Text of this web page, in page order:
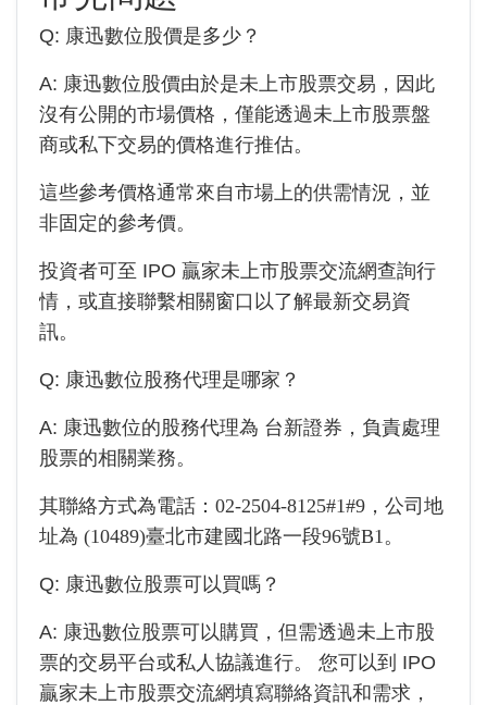
Q: 康迅數位股價是多少？
A: 康迅數位股價由於是未上市股票交易，因此
沒有公開的市場價格，僅能透過未上市股票盤
商或私下交易的價格進行推估。
這些參考價格通常來自市場上的供需情況，並
非固定的參考價。
投資者可至 IPO 贏家未上市股票交流網查詢行
情，或直接聯繫相關窗口以了解最新交易資
訊。
Q: 康迅數位股務代理是哪家？
A: 康迅數位的股務代理為 台新證券 ，負責處理
股票的相關業務。
其聯絡方式為電話： 02-2504-8125#1#9 ，公司地
址為 (10489)臺北市建國北路一段96號B1。
Q: 康迅數位股票可以買嗎？
A: 康迅數位股票可以購買，但需透過未上市股
票的交易平台或私人協議進行。 您可以到 IPO
贏家未上市股票交流網填寫聯絡資訊和需求，